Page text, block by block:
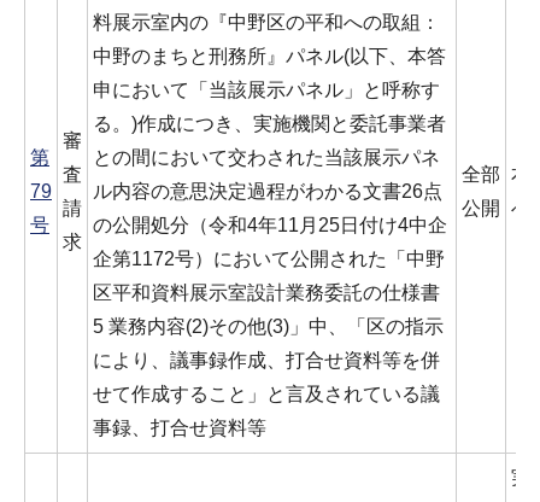
第
79
号
審
査
請
求
料展示室内の『中野区の平和への取組：
中野のまちと刑務所』パネル(以下、本答
申において「当該展示パネル」と呼称す
る。)作成につき、実施機関と委託事業者
との間において交わされた当該展示パネ
ル内容の意思決定過程がわかる文書26点
の公開処分（令和4年11月25日付け4中企
企第1172号）において公開された「中野
区平和資料展示室設計業務委託の仕様書
5 業務内容(2)その他(3)」中、「区の指示
により、議事録作成、打合せ資料等を併
せて作成すること」と言及されている議
事録、打合せ資料等
全部
公開
本
べ
実